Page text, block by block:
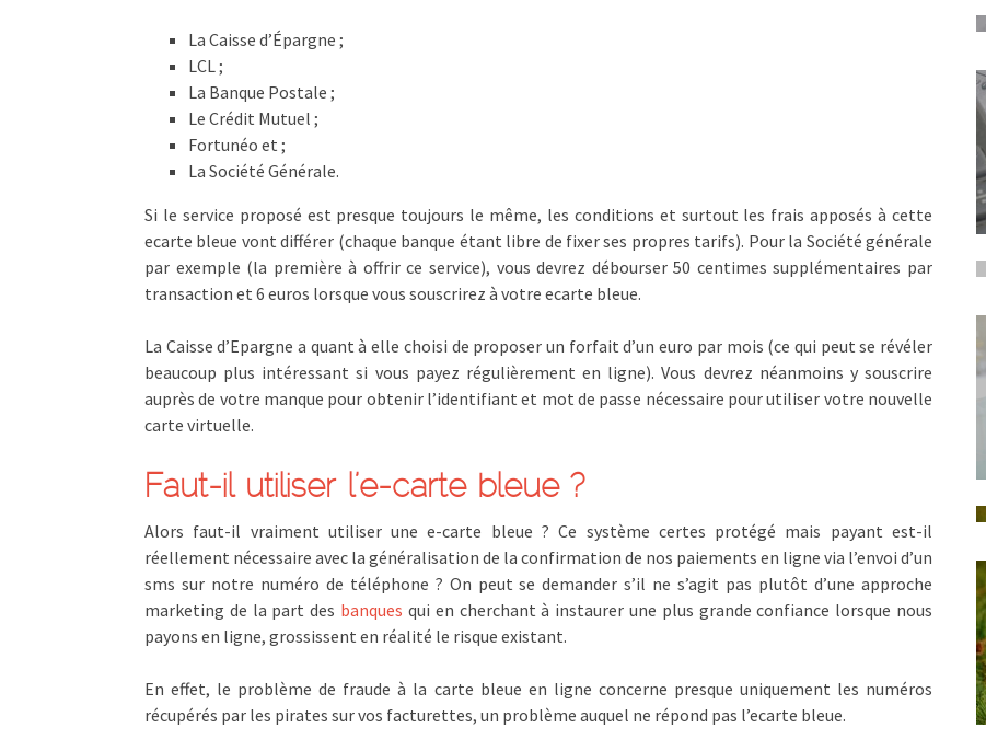
La Caisse d’Épargne ;
LCL ;
La Banque Postale ;
Le Crédit Mutuel ;
Fortunéo et ;
La Société Générale.
Si le service proposé est presque toujours le même, les conditions et surtout les frais apposés à cette
ecarte bleue vont différer (chaque banque étant libre de fixer ses propres tarifs). Pour la Société générale
par exemple (la première à offrir ce service), vous devrez débourser 50 centimes supplémentaires par
transaction et 6 euros lorsque vous souscrirez à votre ecarte bleue.
La Caisse d’Epargne a quant à elle choisi de proposer un forfait d’un euro par mois (ce qui peut se révéler
beaucoup plus intéressant si vous payez régulièrement en ligne). Vous devrez néanmoins y souscrire
auprès de votre manque pour obtenir l’identifiant et mot de passe nécessaire pour utiliser votre nouvelle
carte virtuelle.
Faut-il utiliser l’e-carte bleue ?
Alors faut-il vraiment utiliser une e-carte bleue ? Ce système certes protégé mais payant est-il
réellement nécessaire avec la généralisation de la confirmation de nos paiements en ligne via l’envoi d’un
sms sur notre numéro de téléphone ? On peut se demander s’il ne s’agit pas plutôt d’une approche
marketing de la part des banques qui en cherchant à instaurer une plus grande confiance lorsque nous
payons en ligne, grossissent en réalité le risque existant.
En effet, le problème de fraude à la carte bleue en ligne concerne presque uniquement les numéros
récupérés par les pirates sur vos facturettes, un problème auquel ne répond pas l’ecarte bleue.